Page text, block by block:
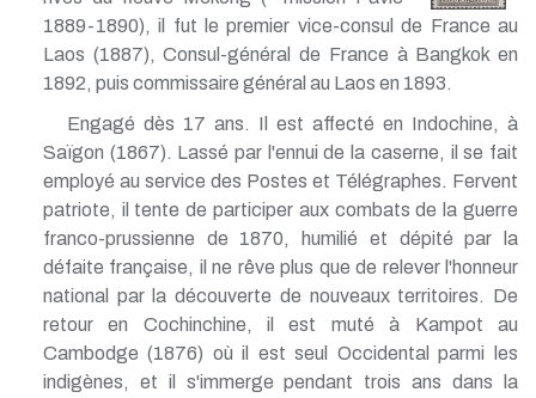
1889-1890), il fut le premier vice-consul de France au
Laos (1887), Consul-général de France à Bangkok en
1892, puis commissaire général au Laos en 1893.
Engagé dès 17 ans. Il est affecté en Indochine, à
Saïgon (1867). Lassé par l'ennui de la caserne, il se fait
employé au service des Postes et Télégraphes. Fervent
patriote, il tente de participer aux combats de la guerre
franco-prussienne de 1870, humilié et dépité par la
défaite française, il ne rêve plus que de relever l'honneur
national par la découverte de nouveaux territoires. De
retour en Cochinchine, il est muté à Kampot au
Cambodge (1876) où il est seul Occidental parmi les
indigènes, et il s'immerge pendant trois ans dans la